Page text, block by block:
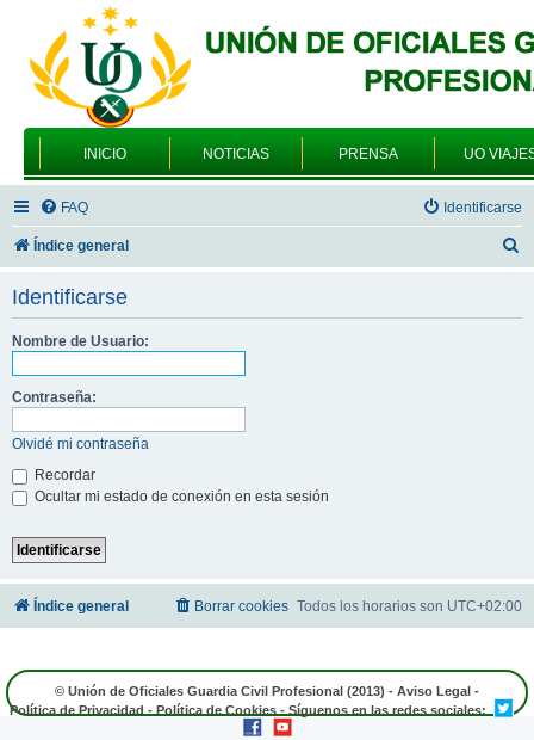
INICIO NOTICIAS PRENSA UO
FAQ Identificarse
Índice general
Identificarse
Nombre de Usuario:
Contraseña:
Olvidé mi contraseña
Recordar
Ocultar mi estado de conexión en esta sesión
Índice general Todos los horarios son UTC+02:00
Borrar cookies
© Unión de Oficiales Guardia Civil Profesional (2013) - Aviso Legal -
Política de Privacidad - Política de Cookies - Síguenos en las redes sociales: